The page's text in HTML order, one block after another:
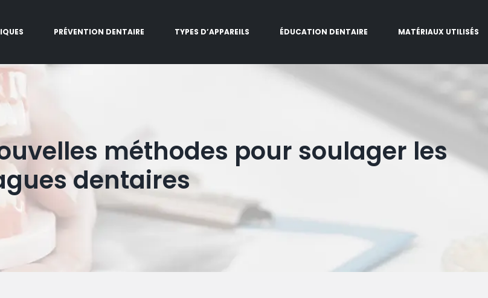
PRÉVENTION DENTAIRE TYPES D’APPAREILS ÉDUCATION DENTAIRE MATÉRIAUX UTILISÉS
méthodes pour soulager les
dentaires